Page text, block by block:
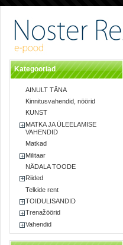
Kategooriad
AINULT TÄNA
Kinnitusvahendid, nöörid
KUNST
MATKA JA ÜLEELAMISE
VAHENDID
Matkad
Militaar
NÄDALA TOODE
Riided
Telkide rent
TOIDULISANDID
Trenažöörid
Vahendid